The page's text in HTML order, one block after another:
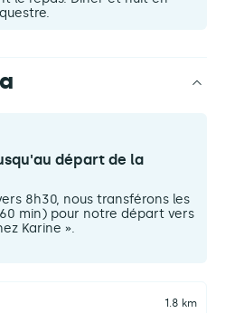
départ de la
8h30, nous transférons les
min) pour notre départ vers
Karine ».
1.8 km